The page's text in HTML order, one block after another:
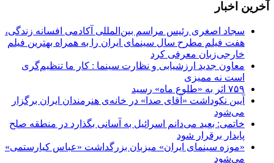
آخرین اخبار
سجاد اصغری رئیس مراسم بین‌المللی آکادمی افسانه زندگی،
هفت فیلم مطرح سال سینمای ایران را به همراه بهترین فیلم
خارجی‌زبان معرفی کرد
معاون جدید ارزشیابی و نظارت سینما : کار ما تنظیم‌گری
است نه ممیزی
۷۵۹ اثر به «طلوع ماه» رسید
آیین نکوداشت «آقای صدا» در خانه‌ی هنرمندان ایران برگزار
می‌شود
خاتمی: بعید می‌دانم اسرائیل به آسانی بگذارد در منطقه صلح
پایدار برقرار شود
«موزه سینمای ایران» میزبان بزرگداشت «عباس کیارستمی»
می‌شود